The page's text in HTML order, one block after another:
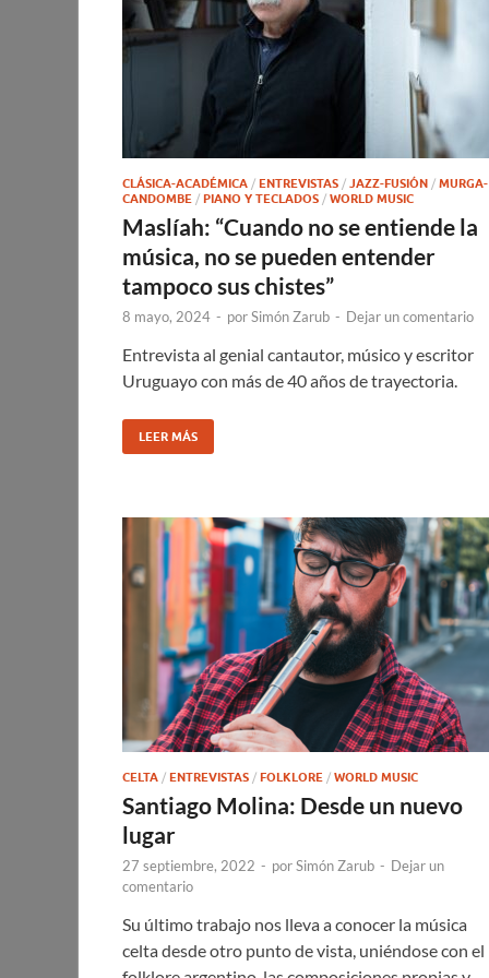
CLÁSICA-ACADÉMICA / ENTREVISTAS / JAZZ-FUSIÓN / MURGA-
CANDOMBE / PIANO Y TECLADOS / WORLD MUSIC
Maslíah: “Cuando no se entiende la
música, no se pueden entender
tampoco sus chistes”
8 mayo, 2024 - porSimón Zarub - Dejar un comentario
Entrevista al genial cantautor, músico y escritor
Uruguayo con más de 40 años de trayectoria.
LEER MÁS
CELTA / ENTREVISTAS / FOLKLORE / WORLD MUSIC
Santiago Molina: Desde un nuevo
lugar
27 septiembre, 2022 - porSimón Zarub - Dejar un
comentario
Su último trabajo nos lleva a conocer la música
celta desde otro punto de vista, uniéndose con el